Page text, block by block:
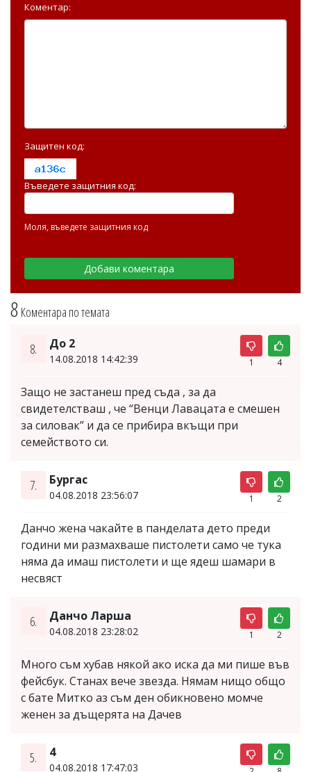
8 Коментара по темата
8. До 2
14.08.2018 14:42:39 1 4
Защо не застанеш пред съда , за да
свидетелстваш , че “Венци Лавацата е смешен
за силовак” и да се прибира вкъщи при
семейството си.
7. Бургас
04.08.2018 23:56:07 1 2
Данчо жена чакайте в панделата дето преди
години ми размахваше пистолети само че тука
няма да имаш пистолети и ще ядеш шамари в
несвяст
6. Данчо Ларша
04.08.2018 23:28:02 1 2
Много съм хубав някой ако иска да ми пише във
фейсбук. Станах вече звезда. Нямам нищо общо
с бате Митко аз съм ден обикновено момче
женен за дъщерята на Дачев
5. 4
04.08.2018 17:47:03
Коментар:
Защитен код:
Въведете защитния код:
Моля, въведете защитния код